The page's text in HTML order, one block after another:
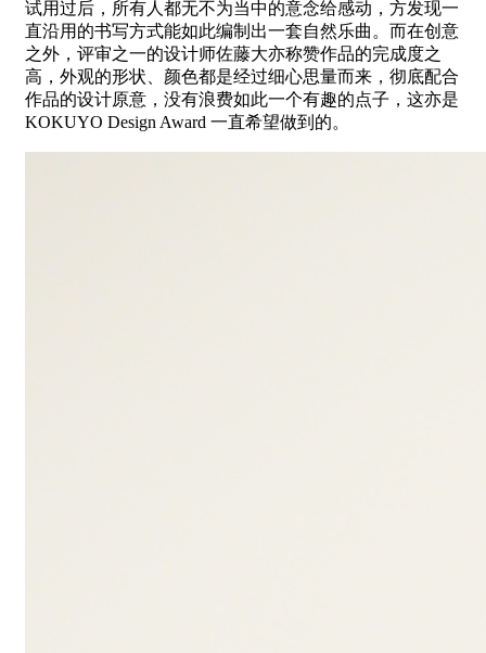
试用过后，所有人都无不为当中的意念给感动，方发现一
直沿用的书写方式能如此编制出一套自然乐曲。而在创意
之外，评审之一的设计师佐藤大亦称赞作品的完成度之
高，外观的形状、颜色都是经过细心思量而来，彻底配合
作品的设计原意，没有浪费如此一个有趣的点子，这亦是
KOKUYO Design Award 一直希望做到的。